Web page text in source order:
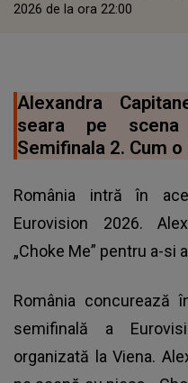
2026 de la ora 22:00
Alexandra
seara pe
Semifinala 2. Cum
România intră în
Eurovision 2026.
„Choke Me” pentru a-si
România concurează
semifinală a
organizată la Viena.